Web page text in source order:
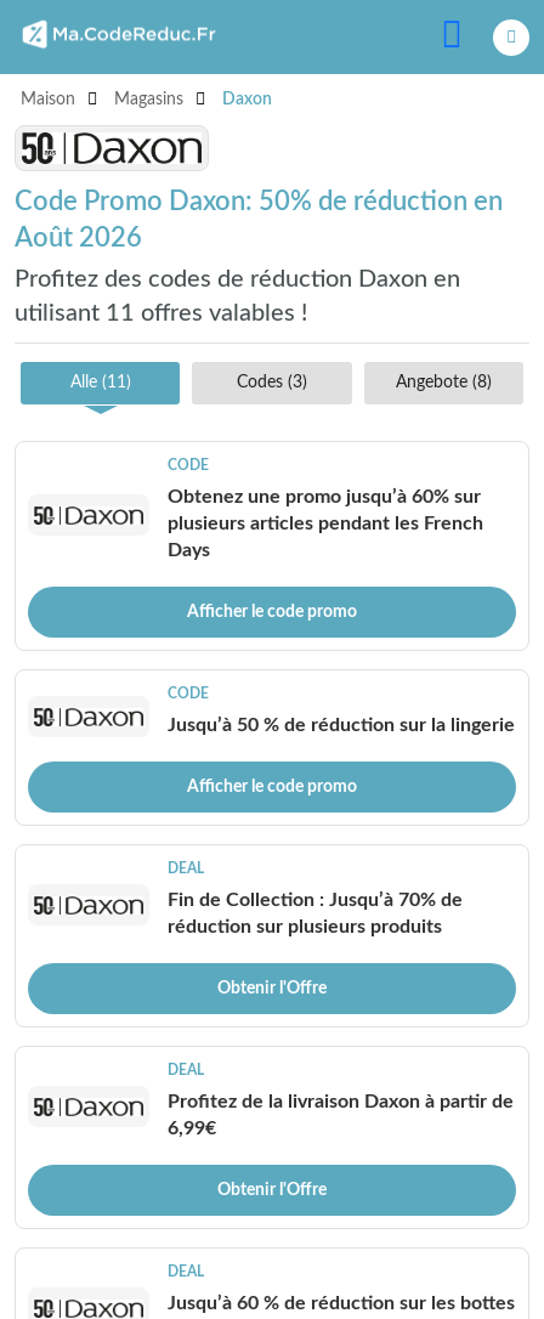
Maison Magasins Daxon
Code Promo Daxon: 50% de réduction en
Août 2026
Profitez des codes de réduction Daxon en
utilisant 11 offres valables !
Alle (11) Codes (3) Angebote (8)
CODE
Obtenez une promo jusqu’à 60% sur
plusieurs articles pendant les French
Days
Afficher le code promo
CODE
Jusqu’à 50 % de réduction sur la lingerie
Afficher le code promo
DEAL
Fin de Collection : Jusqu’à 70% de
réduction sur plusieurs produits
Obtenir l'Offre
DEAL
Profitez de la livraison Daxon à partir de
6,99€
Obtenir l'Offre
DEAL
Jusqu’à 60 % de réduction sur les bottes